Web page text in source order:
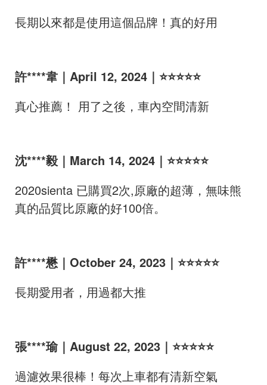
長期以來都是使用這個品牌！真的好用
許****韋｜April 12, 2024｜⭐⭐⭐⭐⭐
真心推薦！ 用了之後，車內空間清新
沈****毅｜March 14, 2024｜⭐⭐⭐⭐⭐
2020sienta 已購買2次,原廠的超薄，無味熊
真的品質比原廠的好100倍。
許****懋｜October 24, 2023｜⭐⭐⭐⭐⭐
長期愛用者，用過都大推
張****瑜｜August 22, 2023｜⭐⭐⭐⭐⭐
過濾效果很棒！每次上車都有清新空氣